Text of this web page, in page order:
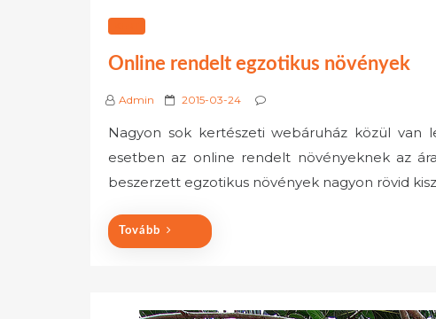
Online rendelt egzotikus növények
Admin
P
s
t
e
o
2015-03-24
Nagyon sok kertészeti webáruház közül van
esetben az online rendelt növényeknek az
beszerzett egzotikus növények nagyon rövid
Tovább